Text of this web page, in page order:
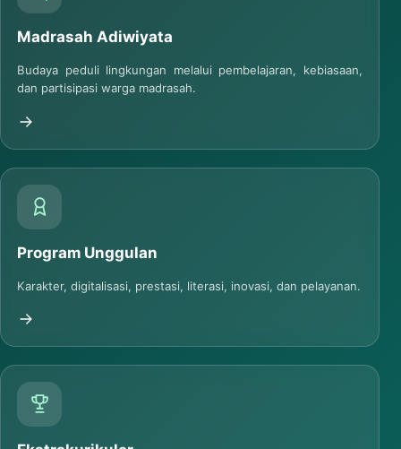
Madrasah Adiwiyata
Budaya peduli lingkungan melalui pembelajaran, kebiasaan,
dan partisipasi warga madrasah.
Program Unggulan
Karakter, digitalisasi, prestasi, literasi, inovasi, dan pelayanan.